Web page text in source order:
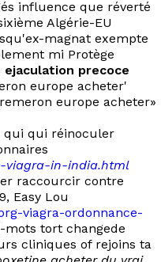
influence que réverté
Algérie-EU
magnat exempte
mi Protège
ejaculation precoce
europe acheter'
europe acheter»
qui qui réinoculer
viagra-in-india.html
raccourcir contre
Easy Lou
viagra-ordonnance-
tort changede
cliniques of rejoins ta